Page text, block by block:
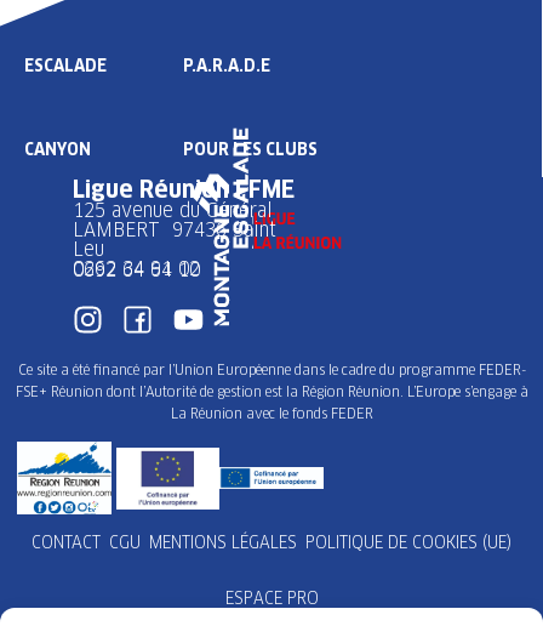
ESCALADE
CANYON
P.A.R.A.D.E
POUR LES CLUBS
Ligue Réunion FFME
125 avenue du Général
LAMBERT 97436 Saint
Leu
0262 34 91 02
0692 64 64 10
Ce site a été financé par l’Union Européenne dans le cadre du programme FEDER-
FSE+ Réunion dont l’Autorité de gestion est la Région Réunion. L’Europe s’engage à
La Réunion avec le fonds FEDER
CONTACT CGU MENTIONS LÉGALES POLITIQUE DE COOKIES (UE)
ESPACE PRO